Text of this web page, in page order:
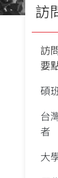
訪
訪
要
碩
台
者
大